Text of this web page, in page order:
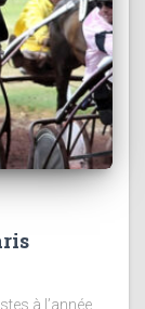
à l’année,